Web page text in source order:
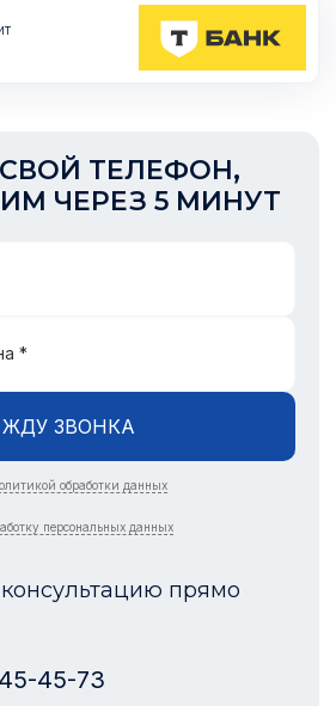
ТЕЛЕФОН,
ЧЕРЕЗ 5 МИНУТ
*
ЖДУ ЗВОНКА
обработки данных
персональных данных
прямо
45-73